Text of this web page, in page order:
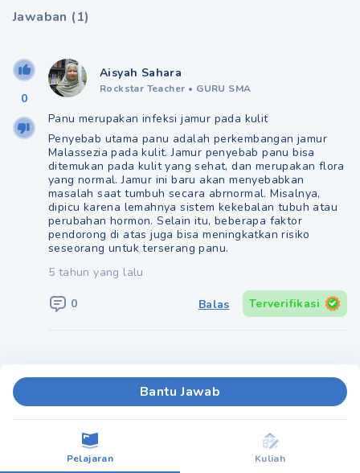
Jawaban (1)
0
Aisyah Sahara
Rockstar Teacher • GURU SMA
Panu merupakan infeksi jamur pada kulit
Penyebab utama panu adalah perkembangan jamur
Malassezia pada kulit. Jamur penyebab panu bisa
ditemukan pada kulit yang sehat, dan merupakan flora
yang normal. Jamur ini baru akan menyebabkan
masalah saat tumbuh secara abrnormal. Misalnya,
dipicu karena lemahnya sistem kekebalan tubuh atau
perubahan hormon. Selain itu, beberapa faktor
pendorong di atas juga bisa meningkatkan risiko
seseorang untuk terserang panu.
5 tahun yang lalu
0 Balas Terverifikasi
Bantu Jawab
Pelajaran Kuliah